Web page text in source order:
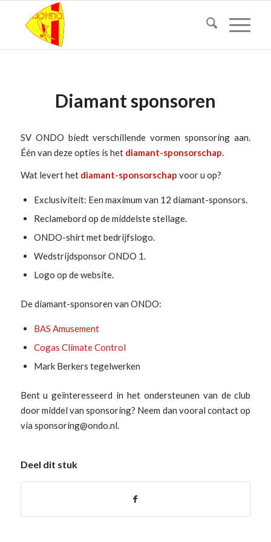
Diamant sponsoren
SV ONDO biedt verschillende vormen sponsoring aan.
Één van deze opties is het diamant-sponsorschap.
Wat levert het diamant-sponsorschap voor u op?
Exclusiviteit: Een maximum van 12 diamant-sponsors.
Reclamebord op de middelste stellage.
ONDO-shirt met bedrijfslogo.
Wedstrijdsponsor ONDO 1.
Logo op de website.
De diamant-sponsoren van ONDO:
BAS Amusement
Cogas Climate Control
Mark Berkers tegelwerken
Bent u geïnteresseerd in het ondersteunen van de club
door middel van sponsoring? Neem dan vooral contact op
via sponsoring@ondo.nl.
Deel dit stuk